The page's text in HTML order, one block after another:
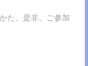
た、是非、ご参加